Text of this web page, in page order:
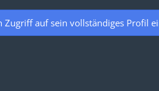
Zugriff auf sein vollständiges Profil